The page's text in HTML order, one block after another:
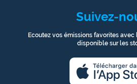
Suivez-
Ecoutez vos émissions favorites
disponible sur les